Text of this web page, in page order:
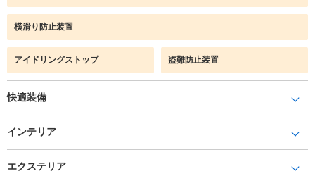
横滑り防止装置
アイドリングストップ 盗難防止装置
快適装備
インテリア
エクステリア